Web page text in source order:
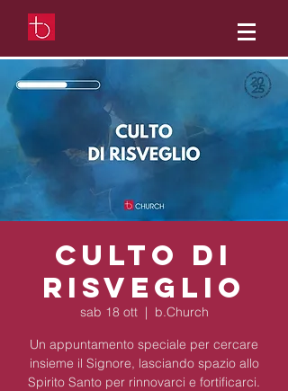
Culto di
Risveglio
sab 18 ott
  |
b.Church
Un appuntamento speciale per cercare
insieme il Signore, lasciando spazio allo
Spirito Santo per rinnovarci e fortificarci.